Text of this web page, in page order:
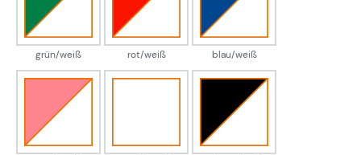
grün/weiß rot/weiß blau/weiß
rosa/weiß